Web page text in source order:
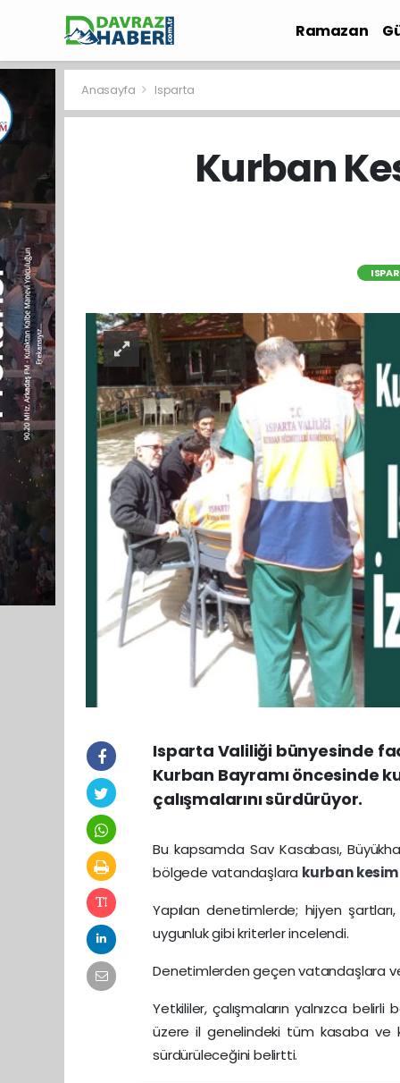
Ramazan
Anasayfa Isparta
Kurban
Isparta Valiliği bünyesinde
Kurban Bayramı öncesinde
çalışmalarını sürdürüyor.
Bu kapsamda Sav Kasabası,
bölgede vatandaşlara kurbankesim
Yapılan denetimlerde; hijyen şartları,
uygunluk gibi kriterler incelendi.
Denetimlerden geçen vatandaşlara
Yetkililer, çalışmaların yalnızca
üzere il genelindeki tüm kasaba ve
sürdürüleceğini belirtti.